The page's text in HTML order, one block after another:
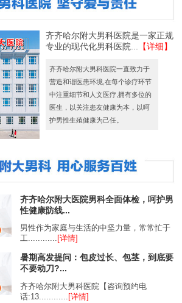
齐齐哈尔附大男科医院是一家正规
专业的现代化男科医院...
【详细】
齐齐哈尔附大男科医院一直致力于
营造和谐医患环境,在每个诊疗环节
中注重细节和人文医疗,拥有多位的
医生，以关注患友健康为本，以呵
护男性生殖健康为己任。
齐齐哈尔附大医院男科全面体检，呵护男
性健康防线...
男性作为家庭与生活的中坚力量，常常忙于
工............ [详情]
暑期高发提问：包皮过长、包茎，到底要
不要动刀?...
齐齐哈尔附大男科医院【咨询预约电
话:13............
[详情]